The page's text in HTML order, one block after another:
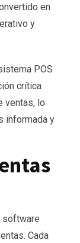
en
y
POS
crítica
ventas, lo
informada y
software
Cada